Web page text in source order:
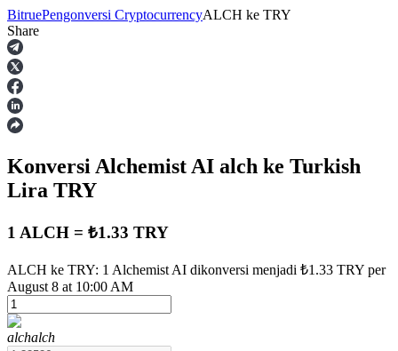
Berjangka
USDT Berjangka
Kontrak berjangka menggunakan USDT sebagai jaminannya
BitruePengonversi CryptocurrencyALCH ke TRY
Share
Konversi Alchemist AI alch ke Turkish
Lira TRY
1 ALCH = ₺1.33 TRY
ALCH ke TRY: 1 Alchemist AI dikonversi menjadi ₺1.33 TRY per
August 8 at 10:00 AM
alchalch